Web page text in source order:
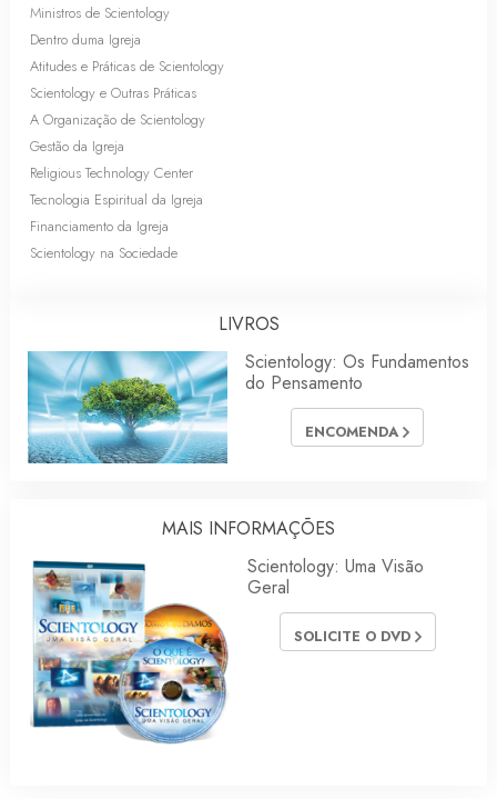
Ministros de Scientology
Dentro duma Igreja
Atitudes e Práticas de Scientology
Scientology e Outras Práticas
A Organização de Scientology
Gestão da Igreja
Religious Technology Center
Tecnologia Espiritual da Igreja
Financiamento da Igreja
Scientology na Sociedade
LIVROS
Scientology: Os Fundamentos
do Pensamento
ENCOMENDA
MAIS INFORMAÇÕES
Scientology: Uma Visão
Geral
SOLICITE O DVD